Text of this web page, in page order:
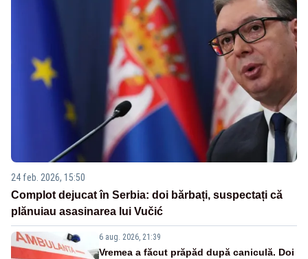
24 feb. 2026, 15:50
Complot dejucat în Serbia: doi bărbați, suspectați că
plănuiau asasinarea lui Vučić
6 aug. 2026, 21:39
Vremea a făcut prăpăd după caniculă. Doi